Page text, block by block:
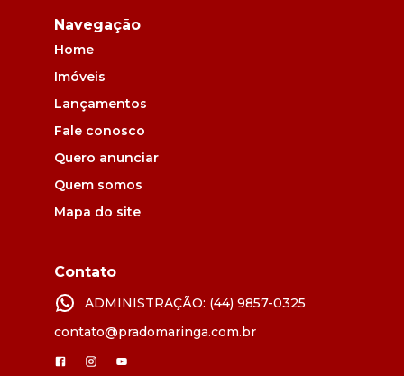
Navegação
Home
Imóveis
Lançamentos
Fale conosco
Quero anunciar
Quem somos
Mapa do site
Contato
ADMINISTRAÇÃO: (44) 9857-0325
contato@pradomaringa.com.br